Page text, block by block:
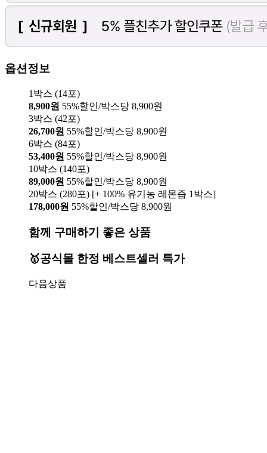
옵션정보
1박스 (14포)
8,900원 55%할인/박스당 8,900원
3박스 (42포)
26,700원 55%할인/박스당 8,900원
6박스 (84포)
53,400원 55%할인/박스당 8,900원
10박스 (140포)
89,000원 55%할인/박스당 8,900원
20박스 (280포) [+ 100% 유기농 레몬즙 1박스]
178,000원 55%할인/박스당 8,900원
함께 구매하기 좋은 상품
🥇공식몰 한정 베스트셀러 특가
다음상품